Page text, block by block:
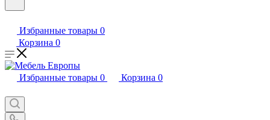
Избранные товары 0
Корзина 0
Избранные товары 0 Корзина 0